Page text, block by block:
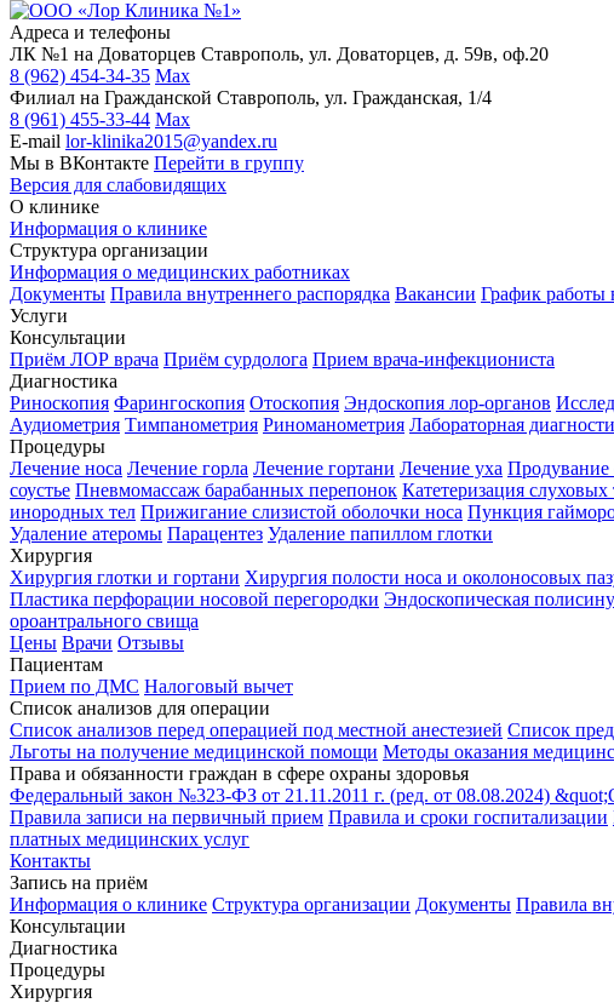
Адреса и телефоны
ЛК №1 на Доваторцев Ставрополь, ул. Доваторцев, д. 59в, оф.20
8 (962) 454-34-35 Max
Филиал на Гражданской Ставрополь, ул. Гражданская, 1/4
8 (961) 455-33-44 Max
E-mail lor-klinika2015@yandex.ru
Мы в ВКонтакте Перейти в группу
Версия для слабовидящих
О клинике
Информация о клинике
Структура организации
Информация о медицинских работниках
Документы Правила внутреннего распорядка Вакансии График работы
Услуги
Консультации
Приём ЛОР врача Приём сурдолога Прием врача-инфекциониста
Диагностика
Риноскопия Фарингоскопия Отоскопия Эндоскопия лор-органов
Аудиометрия Тимпанометрия Риноманометрия Лабораторная
Процедуры
Лечение носа Лечение горла Лечение гортани Лечение уха Продувание
соустье Пневмомассаж барабанных перепонок Катетеризация слуховых
инородных тел Прижигание слизистой оболочки носа Пункция
Удаление атеромы Парацентез Удаление папиллом глотки
Хирургия
Хирургия глотки и гортани Хирургия полости носа и околоносовых
Пластика перфорации носовой перегородки Эндоскопическая
ороантрального свища
Цены Врачи Отзывы
Пациентам
Прием по ДМС Налоговый вычет
Список анализов для операции
Список анализов перед операцией под местной анестезией Список
Льготы на получение медицинской помощи Методы оказания
Права и обязанности граждан в сфере охраны здоровья
Федеральный закон №323-ФЗ от 21.11.2011 г. (ред. от 08.08.2024)
Правила записи на первичный прием Правила и сроки госпитализации
платных медицинских услуг
Контакты
Запись на приём
Информация о клинике Структура организации Документы Правила
Консультации
Диагностика
Процедуры
Хирургия